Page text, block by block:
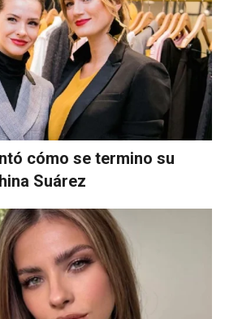
cómo se termino su
Suárez